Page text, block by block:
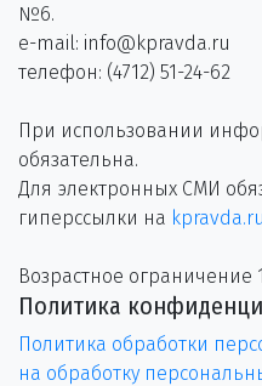
№6.
e-mail: info@kpravda.ru
телефон: (4712) 51-24-62
При использовании
обязательна.
Для электронных СМИ
гиперссылки на kpravda.ru
Возрастное ограничение
Политика
Политика обработки
на обработку